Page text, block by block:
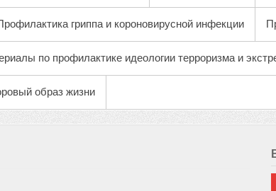
гриппа и короновирусной инфекции
по профилактике идеологии терроризма и
образ жизни